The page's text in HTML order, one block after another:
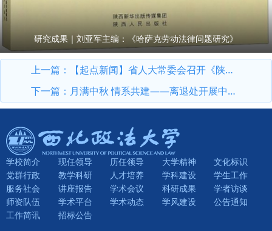
研究成果｜刘亚军主编：《哈萨克劳动法律问题研究》
上一篇：
【起点新闻】省人大常委会召开《陕西省哲学社会科学发展促进条例》新闻发布会 我校副校长马朝琦接受采访
下一篇： 月满中秋 情系共建——离退处开展中秋主题党建+活动
学校简介 现任领导 历任领导 大学精神
文化标识
党群行政
教学科研 人才培养 学科建设
学生工作
服务社会
讲座报告 学术会议 科研成果
学者访谈
师资队伍
学术平台 学术动态 学风建设
公告通知
工作简讯
招标公告